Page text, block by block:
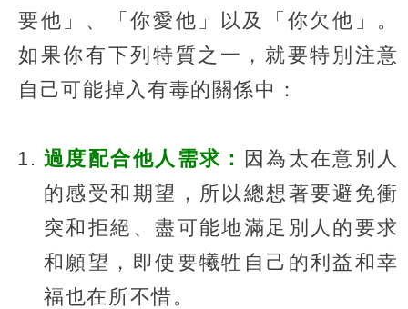
要他」、「你愛他」以及「你欠他」。
如果你有下列特質之一，就要特別注意
自己可能掉入有毒的關係中：
過度配合他人需求： 因為太在意別人
的感受和期望，所以總想著要避免衝
突和拒絕、盡可能地滿足別人的要求
和願望，即使要犧牲自己的利益和幸
福也在所不惜。